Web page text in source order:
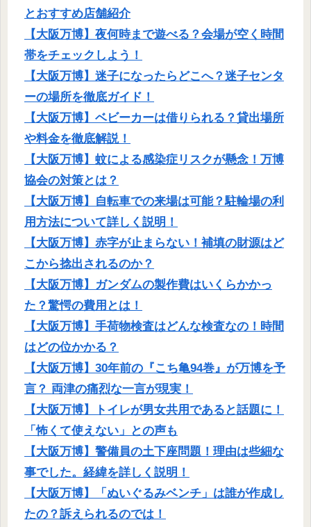
とおすすめ店舗紹介
【大阪万博】夜何時まで遊べる？会場が空く時間
帯をチェックしよう！
【大阪万博】迷子になったらどこへ？迷子センタ
ーの場所を徹底ガイド！
【大阪万博】ベビーカーは借りられる？貸出場所
や料金を徹底解説！
【大阪万博】蚊による感染症リスクが懸念！万博
協会の対策とは？
【大阪万博】自転車での来場は可能？駐輪場の利
用方法について詳しく説明！
【大阪万博】赤字が止まらない！補填の財源はど
こから捻出されるのか？
【大阪万博】ガンダムの製作費はいくらかかっ
た？驚愕の費用とは！
【大阪万博】手荷物検査はどんな検査なの！時間
はどの位かかる？
【大阪万博】30年前の『こち亀94巻』が万博を予
言？ 両津の痛烈な一言が現実！
【大阪万博】トイレが男女共用であると話題に！
「怖くて使えない」との声も
【大阪万博】警備員の土下座問題！理由は些細な
事でした。経緯を詳しく説明！
【大阪万博】「ぬいぐるみベンチ」は誰が作成し
たの？訴えられるのでは！